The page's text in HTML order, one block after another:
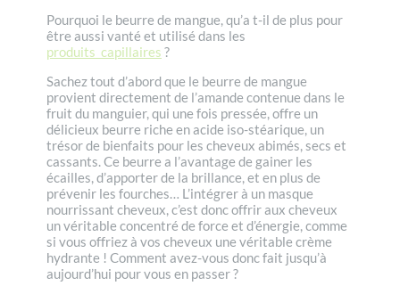
Pourquoi le beurre de mangue, qu’a t-il de plus pour
être aussi vanté et utilisé dans les
produits capillaires ?
Sachez tout d’abord que le beurre de mangue
provient directement de l’amande contenue dans le
fruit du manguier, qui une fois pressée, offre un
délicieux beurre riche en acide iso-stéarique, un
trésor de bienfaits pour les cheveux abimés, secs et
cassants. Ce beurre a l’avantage de gainer les
écailles, d’apporter de la brillance, et en plus de
prévenir les fourches… L’intégrer à un masque
nourrissant cheveux, c’est donc offrir aux cheveux
un véritable concentré de force et d’énergie, comme
si vous offriez à vos cheveux une véritable crème
hydrante ! Comment avez-vous donc fait jusqu’à
aujourd’hui pour vous en passer ?